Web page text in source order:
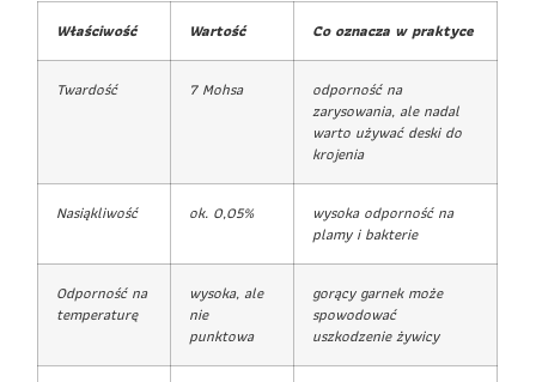
Właściwość Wartość Co oznacza w praktyce
Twardość 7 Mohsa
odporność na
zarysowania, ale nadal
warto używać deski do
krojenia
Nasiąkliwość ok. 0,05%
wysoka odporność na
plamy i bakterie
Odporność na
temperaturę
wysoka, ale
nie
punktowa
gorący garnek może
spowodować
uszkodzenie żywicy